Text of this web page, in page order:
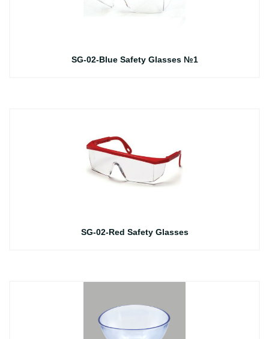
SG-02-Blue Safety Glasses №1
SG-02-Red Safety Glasses